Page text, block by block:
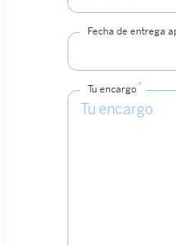
Fecha de entrega
Tu encargo*